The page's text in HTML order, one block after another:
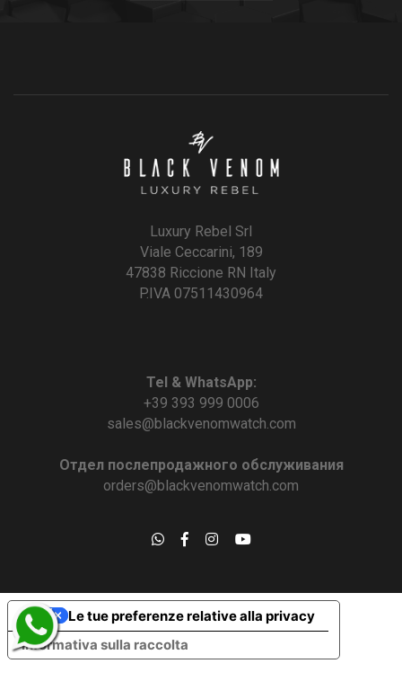
Luxury Rebel Srl
Viale Ceccarini, 189
47838 Riccione RN Italy
P.IVA 07511430964
Tel & WhatsApp:
+39 393 999 0006
sales@blackvenomwatch.com
Отдел послепродажного обслуживания
orders@blackvenomwatch.com
Informativa sulla raccolta
Le tue preferenze relative alla privacy